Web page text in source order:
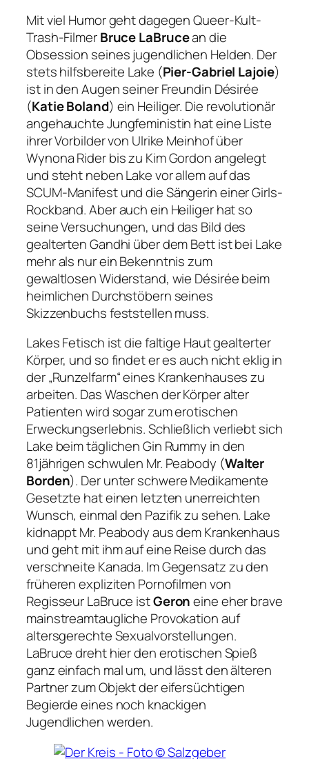
Mit viel Humor geht dagegen Queer-Kult-
Trash-FilmerBruce LaBrucean die
Obsession seines jugendlichen Helden. Der
stets hilfsbereite Lake (Pier-Gabriel Lajoie)
ist in den Augen seiner Freundin Désirée
(Katie Boland) ein Heiliger. Die revolutionär
angehauchte Jungfeministin hat eine Liste
ihrer Vorbilder von Ulrike Meinhof über
Wynona Rider bis zu Kim Gordon angelegt
und steht neben Lake vor allem auf das
SCUM-Manifest und die Sängerin einer Girls-
Rockband. Aber auch ein Heiliger hat so
seine Versuchungen, und das Bild des
gealterten Gandhi über dem Bett ist bei Lake
mehr als nur ein Bekenntnis zum
gewaltlosen Widerstand, wie Désirée beim
heimlichen Durchstöbern seines
Skizzenbuchs feststellen muss.
Lakes Fetisch ist die faltige Haut gealterter
Körper, und so findet er es auch nicht eklig in
der „Runzelfarm“ eines Krankenhauses zu
arbeiten. Das Waschen der Körper alter
Patienten wird sogar zum erotischen
Erweckungserlebnis. Schließlich verliebt sich
Lake beim täglichen Gin Rummy in den
81jährigen schwulen Mr. Peabody (Walter
Borden). Der unter schwere Medikamente
Gesetzte hat einen letzten unerreichten
Wunsch, einmal den Pazifik zu sehen. Lake
kidnappt Mr. Peabody aus dem Krankenhaus
und geht mit ihm auf eine Reise durch das
verschneite Kanada. Im Gegensatz zu den
früheren expliziten Pornofilmen von
Regisseur LaBruce istGeroneine eher brave
mainstreamtaugliche Provokation auf
altersgerechte Sexualvorstellungen.
LaBruce dreht hier den erotischen Spieß
ganz einfach mal um, und lässt den älteren
Partner zum Objekt der eifersüchtigen
Begierde eines noch knackigen
Jugendlichen werden.